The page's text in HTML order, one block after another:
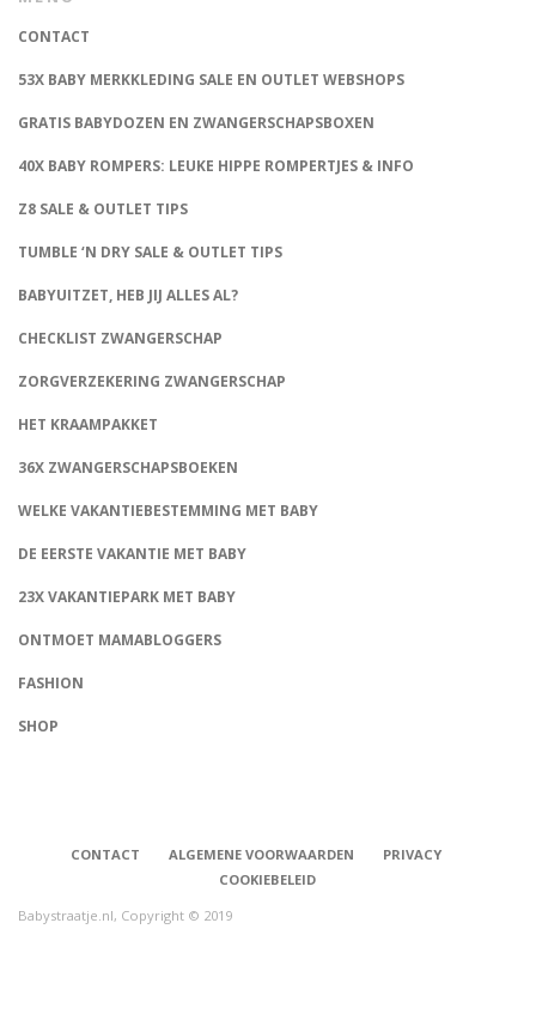
CONTACT
53X BABY MERKKLEDING SALE EN OUTLET WEBSHOPS
GRATIS BABYDOZEN EN ZWANGERSCHAPSBOXEN
40X BABY ROMPERS: LEUKE HIPPE ROMPERTJES & INFO
Z8 SALE & OUTLET TIPS
TUMBLE ‘N DRY SALE & OUTLET TIPS
BABYUITZET, HEB JIJ ALLES AL?
CHECKLIST ZWANGERSCHAP
ZORGVERZEKERING ZWANGERSCHAP
HET KRAAMPAKKET
36X ZWANGERSCHAPSBOEKEN
WELKE VAKANTIEBESTEMMING MET BABY
DE EERSTE VAKANTIE MET BABY
23X VAKANTIEPARK MET BABY
ONTMOET MAMABLOGGERS
FASHION
SHOP
CONTACT ALGEMENE VOORWAARDEN
PRIVACY
COOKIEBELEID
Babystraatje.nl, Copyright © 2019